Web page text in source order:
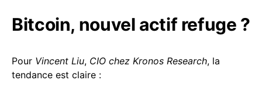
Bitcoin, nouvel actif refuge ?
Pour Vincent Liu, CIO chez Kronos Research, la
tendance est claire :